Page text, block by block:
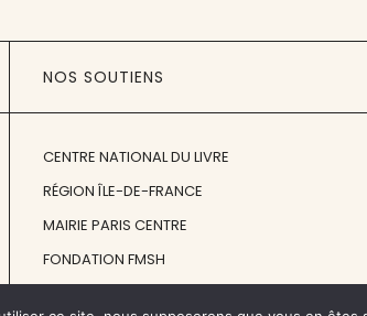
NOS SOUTIENS
CENTRE NATIONAL DU LIVRE
RÉGION ÎLE-DE-FRANCE
MAIRIE PARIS CENTRE
FONDATION FMSH